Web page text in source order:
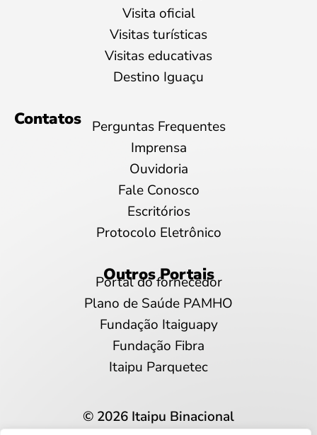
Visita oficial
Visitas turísticas
Visitas educativas
Destino Iguaçu
Contatos
Perguntas Frequentes
Imprensa
Ouvidoria
Fale Conosco
Escritórios
Protocolo Eletrônico
Outros Portais
Portal do fornecedor
Plano de Saúde PAMHO
Fundação Itaiguapy
Fundação Fibra
Itaipu Parquetec
© 2026 Itaipu Binacional